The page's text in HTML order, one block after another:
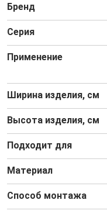
Бренд
Серия
Применение
Ширина изделия, см
Высота изделия, см
Подходит для
Материал
Способ монтажа